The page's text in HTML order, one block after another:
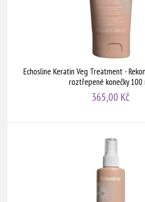
Echosline Keratin Veg Treatment -
roztřepené konečky 100
365,00 Kč